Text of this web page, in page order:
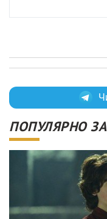
ПОПУЛЯРНО